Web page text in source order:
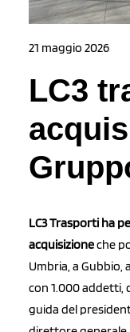
21 maggio 2026
LC3
LC3 Trasporti ha
acquisizioneche
Umbria, a
con 1.000 addetti,
guida del